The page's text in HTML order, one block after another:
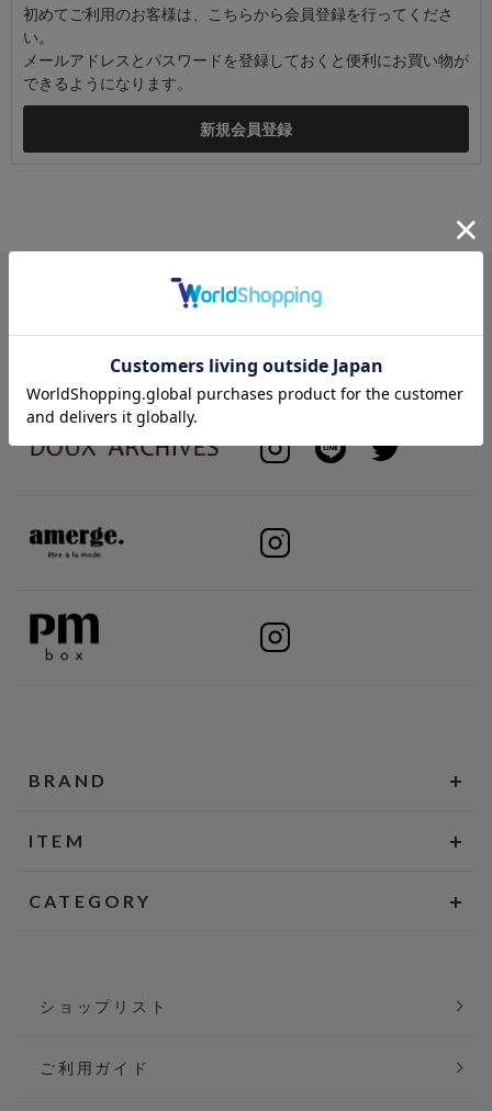
初めてご利用のお客様は、こちらから会員登録を行ってくださ
い。
メールアドレスとパスワードを登録しておくと便利にお買い物が
できるようになります。
BRAND
ITEM
CATEGORY
ショップリスト
ご利用ガイド